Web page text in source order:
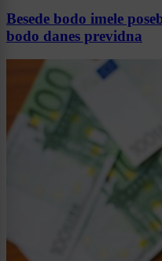
Besede bodo imele
bodo danes previdna